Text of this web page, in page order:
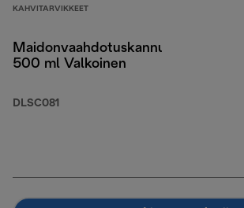
KAHVITARVIKKEET
Maidonvaahdotuskannu
500 ml Valkoinen
DLSC081